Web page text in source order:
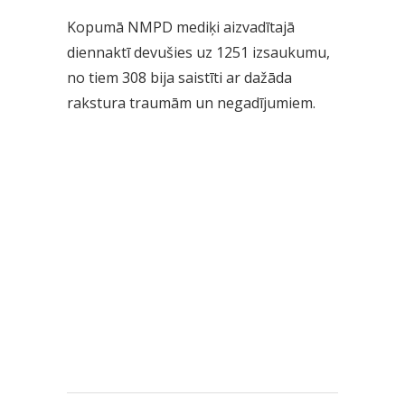
Kopumā NMPD mediķi aizvadītajā
diennaktī devušies uz 1251 izsaukumu,
no tiem 308 bija saistīti ar dažāda
rakstura traumām un negadījumiem.